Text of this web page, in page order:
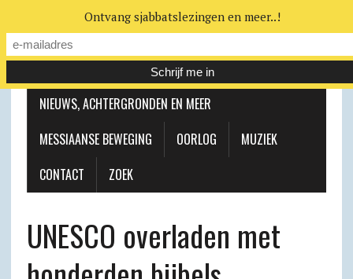
MESSIAANSE GEMEENTE
NIEUWS, ACHTERGRONDEN EN MEER
MESSIAANSE BEWEGING
OORLOG
MUZIEK
CONTACT
ZOEK
UNESCO overladen met
Ontvang sjabbatslezingen en meer..!